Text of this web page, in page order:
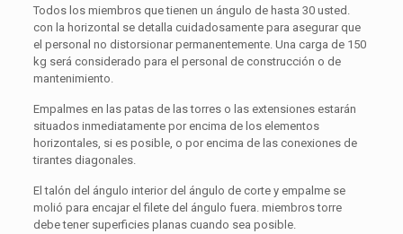
Todos los miembros que tienen un ángulo de hasta 30 usted.
con la horizontal se detalla cuidadosamente para asegurar que
el personal no distorsionar permanentemente. Una carga de 150
kg será considerado para el personal de construcción o de
mantenimiento.
Empalmes en las patas de las torres o las extensiones estarán
situados inmediatamente por encima de los elementos
horizontales, si es posible, o por encima de las conexiones de
tirantes diagonales.
El talón del ángulo interior del ángulo de corte y empalme se
molió para encajar el filete del ángulo fuera. miembros torre
debe tener superficies planas cuando sea posible.